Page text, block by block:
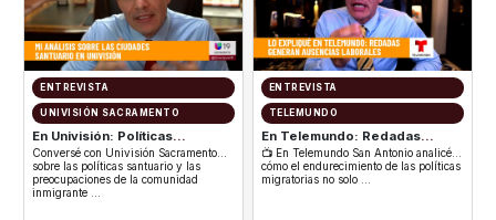
ENTREVISTA
UNIVISIÓN SACRAMENTO
En Univisión: Políticas
santuario y las
preocupaciones de la
comunidad inmigrante
Conversé con Univisión Sacramento
sobre las políticas santuario y las
preocupaciones de la comunidad
inmigrante …
ENTREVISTA
TELEMUNDO
En Telemundo: Redadas
generan ausentismo
📺 En Telemundo San Antonio analicé
cómo el endurecimiento de las políticas
migratorias no solo …